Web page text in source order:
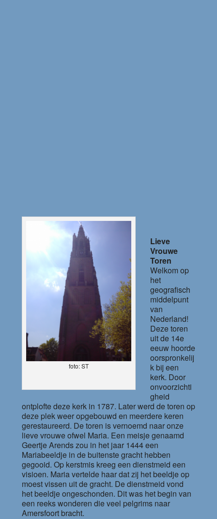
foto: ST
Lieve
Vrouwe
Toren
Welkom op
het
geografisch
middelpunt
van
Nederland!
Deze toren
uit de 14e
eeuw hoorde
oorspronkelij
k bij een
kerk. Door
onvoorzichti
gheid
ontplofte deze kerk in 1787. Later werd de toren op
deze plek weer opgebouwd en meerdere keren
gerestaureerd. De toren is vernoemd naar onze
lieve vrouwe ofwel Maria. Een meisje genaamd
Geertje Arends zou in het jaar 1444 een
Mariabeeldje in de buitenste gracht hebben
gegooid. Op kerstmis kreeg een dienstmeid een
visioen. Maria vertelde haar dat zij het beeldje op
moest vissen uit de gracht. De dienstmeid vond
het beeldje ongeschonden. Dit was het begin van
een reeks wonderen die veel pelgrims naar
Amersfoort bracht.